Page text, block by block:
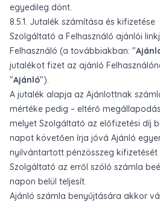
egyedileg dönt.
8.5.1. Jutalék számítása és kifizetése
Szolgáltató a Felhasználó ajánlói
Felhasználó (a továbbiakban: "
jutalékot fizet az ajánló
"Ajánló").
A jutalék alapja az Ajánlottnak
mértéke pedig – eltérő
melyet Szolgáltató az előfizetési díj
napot követően írja jóvá Ajánló
nyilvántartott pénzösszeg kifizetését
Szolgáltató az erről szóló számla
napon belül teljesít.
Ajánló számla benyújtására akkor